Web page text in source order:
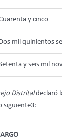
y cinco
Dos mil quinientos
y seis mil
Distritaldeclaró
siguiente3: